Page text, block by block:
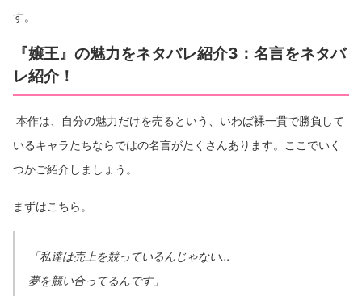
す。
『嬢王』の魅力をネタバレ紹介3：名言をネタバ
レ紹介！
本作は、自分の魅力だけを売るという、いわば裸一貫で勝負して
いるキャラたちならではの名言がたくさんあります。ここでいく
つかご紹介しましょう。
まずはこちら。
「私達は売上を競っているんじゃない…
夢を競い合ってるんです」